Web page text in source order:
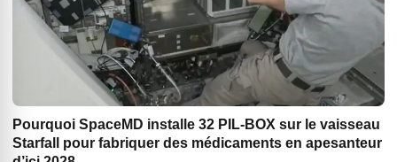
Pourquoi SpaceMD installe 32 PIL-BOX sur le vaisseau
Starfall pour fabriquer des médicaments en apesanteur